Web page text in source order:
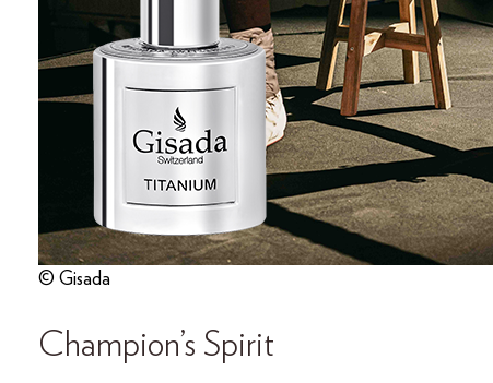
© Gisada
Champion’s Spirit